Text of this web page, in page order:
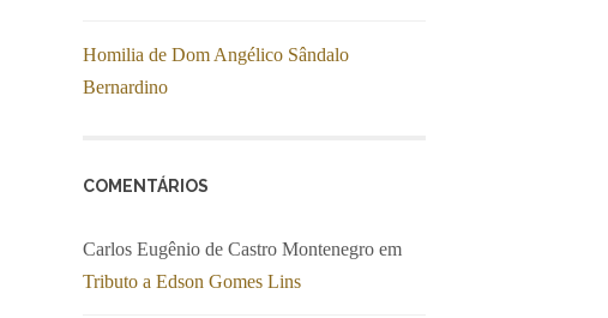
Homilia de Dom Angélico Sândalo
Bernardino
COMENTÁRIOS
Carlos Eugênio de Castro Montenegro em
Tributo a Edson Gomes Lins